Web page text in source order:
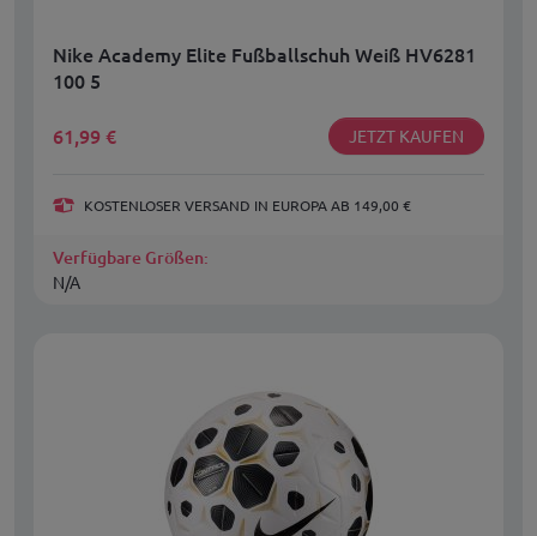
Nike Academy Elite Fußballschuh Weiß HV6281
100 5
61,99 € JETZT KAUFEN
KOSTENLOSER VERSAND IN EUROPA AB 149,00 €
Verfügbare Größen:
N/A